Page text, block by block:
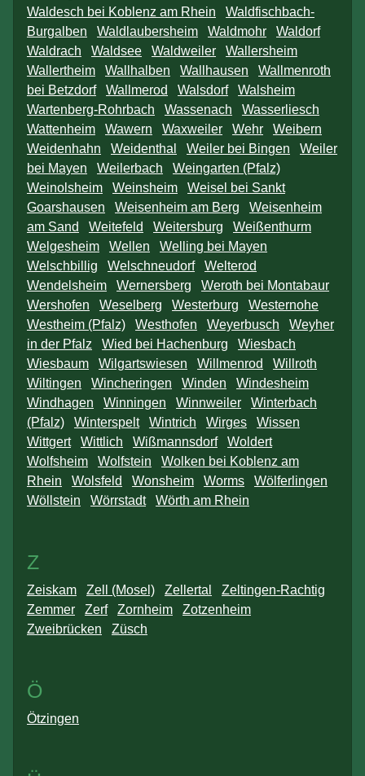
Waldesch bei Koblenz am Rhein
Waldfischbach-
Burgalben
Waldlaubersheim Waldmohr
Waldorf
Waldrach
Waldsee Waldweiler
Wallersheim
Wallertheim
Wallhalben Wallhausen
Wallmenroth
bei Betzdorf
Wallmerod Walsdorf
Walsheim
Wartenberg-Rohrbach
Wassenach
Wasserliesch
Wattenheim
Wawern Waxweiler Wehr
Weibern
Weidenhahn
Weidenthal Weiler bei Bingen
Weiler
bei Mayen
Weilerbach
Weingarten (Pfalz)
Weinolsheim
Weinsheim
Weisel bei Sankt
Goarshausen
Weisenheim am Berg
Weisenheim
am Sand
Weitefeld Weitersburg
Weißenthurm
Welgesheim
Wellen
Welling bei Mayen
Welschbillig
Welschneudorf
Welterod
Wendelsheim
Wernersberg
Weroth bei Montabaur
Wershofen
Weselberg Westerburg
Westernohe
Westheim (Pfalz)
Westhofen Weyerbusch
Weyher
in der Pfalz
Wied bei Hachenburg
Wiesbach
Wiesbaum
Wilgartswiesen Willmenrod
Willroth
Wiltingen
Wincheringen Winden
Windesheim
Windhagen
Winningen Winnweiler
Winterbach
(Pfalz)
Winterspelt Wintrich Wirges
Wissen
Wittgert
Wittlich Wißmannsdorf
Woldert
Wolfsheim
Wolfstein
Wolken bei Koblenz am
Rhein
Wolsfeld Wonsheim Worms
Wölferlingen
Wöllstein
Wörrstadt Wörth am Rhein
Z
Zeiskam Zell (Mosel) Zellertal
Zeltingen-Rachtig
Zemmer
Zerf Zornheim
Zotzenheim
Zweibrücken
Züsch
Ö
Ötzingen